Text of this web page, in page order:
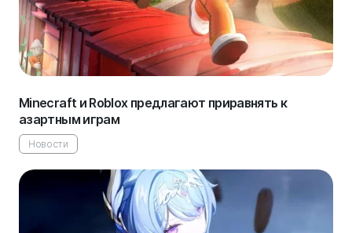
Minecraft и Roblox предлагают приравнять к
азартным играм
Новости